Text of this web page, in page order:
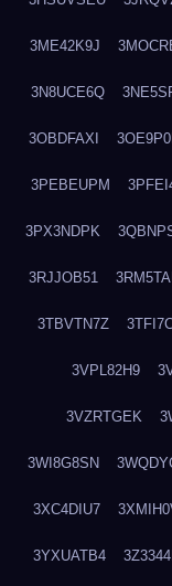
3ME42K9J
3N8UCE6Q
3OBDFAXI
3PEBEUPM
3PX3NDPK
3RJJOB51
3TBVTN7Z
3VPL82H9
3VZRTGEK
3WI8G8SN
3XC4DIU7
3YXUATB4